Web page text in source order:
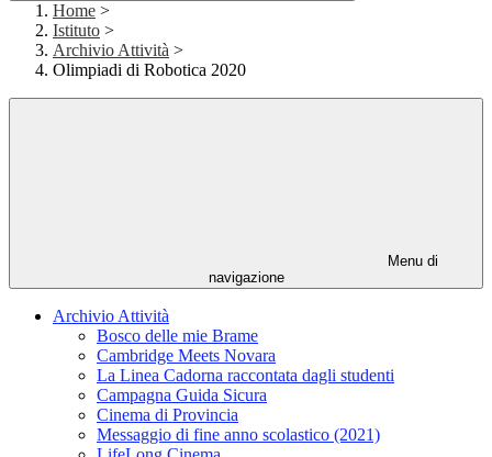
Home >
Istituto >
Archivio Attività >
Olimpiadi di Robotica 2020
Menu di
navigazione
Archivio Attività
Bosco delle mie Brame
Cambridge Meets Novara
La Linea Cadorna raccontata dagli studenti
Campagna Guida Sicura
Cinema di Provincia
Messaggio di fine anno scolastico (2021)